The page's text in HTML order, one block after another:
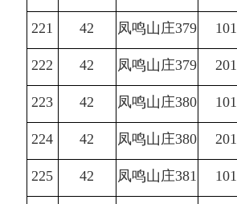
221 42 凤鸣山庄379 101
222 42 凤鸣山庄379 201
223 42 凤鸣山庄380 101
224 42 凤鸣山庄380 201
225 42 凤鸣山庄381 101